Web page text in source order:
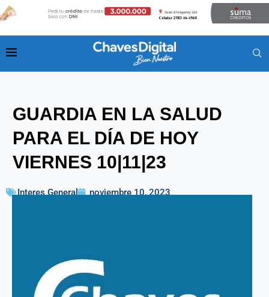
GUARDIA EN LA SALUD
PARA EL DÍA DE HOY
VIERNES 10|11|23
Interes General noviembre 10, 2023